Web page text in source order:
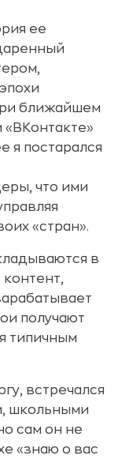
ее
ближайшем
я постарался
что ими
«стран».
в
получают
типичным
встречался
школьными
сам он не
«знаю о вас